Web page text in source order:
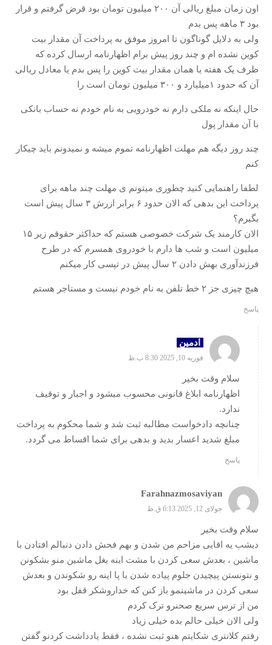
اون زمان مبلغ ریالی آن ۲۰۰ میلیون تومان بود قرض گرفتم و قرار
بود ۳ ماهه پس بدم
ولی به دلایل گوناگون تا امروز موفق به پرداخت آن مقدار بیت
کوین نشده ام و چند روز پیش برام اظهارنامه ارسال کرده که
ظرف یک هفته یا همان مقدار بیت کوین را پس بدم یا معادل ریالی
آن که حدود ۱میلیارد و ۳۰۰ میلیون تومان است را
حال اینکه نه ملکی دارم نه خودرویی به نام خودم نه حساب بانکی
با آن مقدار پول
چند روز دیگه هم مهلت اظهارنامه تموم میشه و نمیدونم باید چیکار
کنم
لطفا راهنمایی کنید چطوری میتونم ی مهلت چند ماهه برای
پرداخت این بدهی که الان حدود ۶ برابر ازرش ۳ سال پیش است
بگیرم؟
الان کارمند یک شرکت خصوصی هستم که حداکثر حقوقم زیر ۱۵
میلیون است و شب ها دارم با خودروی همسرم که در طرح
فرزندآوری بهش دادن ۲ سال پیش در تپسی کار میکنم
هیچ چیزی جز ۲ خط تلفن به نام خودم نیست و مستاجر هستم
پاسخ
ادمین
فوریه 10, 2025 8:30 ب.ظ
سلام وقت بخیر
اظهارنامه ابلاغ قانونی محسوب میشود و اجبار و توقیف
ندارد.
چنانچه دادخواست مطالبه ثبت شد و شما محکوم به پرداخت
مبلغ شدید اعسار بدید و بدهی برای شما اقساط می گردد.
پاسخ
Farahnazmosaviyan
جولای 12, 2025 6:13 ق.ظ
سلام وقت بخیر
دیشب یه اقایی مزاحم من شدن و بهم فحش دادن دنبالم افتادن با
ماشین ، بعدش سعی کردن با مشت اینه بغل ماشین منو بشکونن
و نتونستن پیچیدن جلوم پیاده شدن با پا اینه رو شکوندن و بعدش
سعی کردن در ماشینمو باز کنن که خداروشکر قفل بود
من از ترس سریع صحنرو ترک کردم
ولی الان خیلی حالم بده خیلی زیاد
رفتم کلانتری شکایتم هنو ثبت نشده ، فقط یادداشت کردنو گفتن